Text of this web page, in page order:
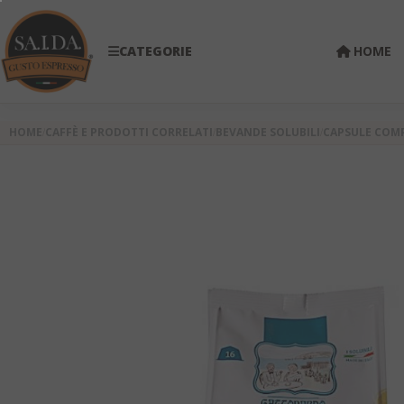
CATEGORIE HOME